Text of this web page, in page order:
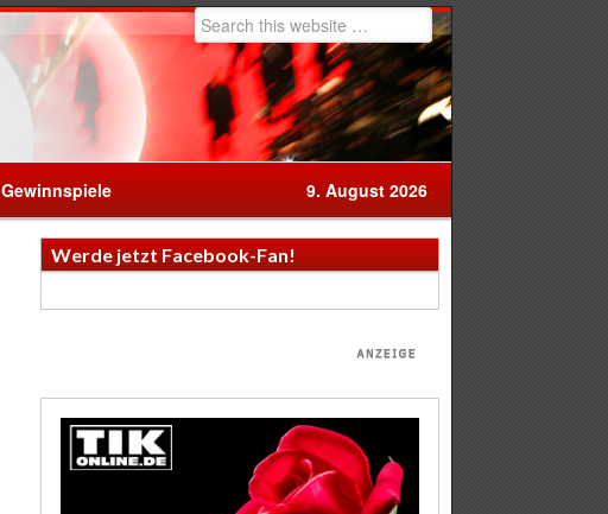
Gewinnspiele 9. August 2026
Werde jetzt Facebook-Fan!